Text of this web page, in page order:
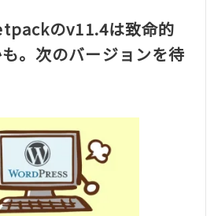
のv11.4は致命的
。次のバージョンを待